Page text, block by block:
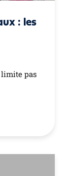
: les
limite pas